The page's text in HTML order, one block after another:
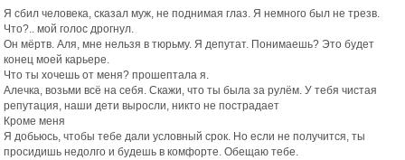
Я сбил человека, сказал муж, не поднимая глаз. Я немного был не трезв.
Что?.. мой голос дрогнул.
Он мёртв. Аля, мне нельзя в тюрьму. Я депутат. Понимаешь? Это будет
конец моей карьере.
Что ты хочешь от меня? прошептала я.
Алечка, возьми всё на себя. Скажи, что ты была за рулём. У тебя чистая
репутация, наши дети выросли, никто не пострадает
Кроме меня
Я добьюсь, чтобы тебе дали условный срок. Но если не получится, ты
просидишь недолго и будешь в комфорте. Обещаю тебе.